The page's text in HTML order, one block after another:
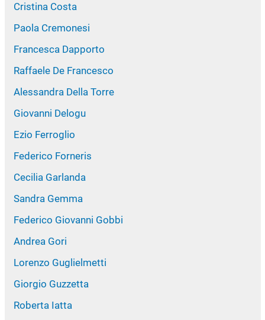
Cristina Costa
Paola Cremonesi
Francesca Dapporto
Raffaele De Francesco
Alessandra Della Torre
Giovanni Delogu
Ezio Ferroglio
Federico Forneris
Cecilia Garlanda
Sandra Gemma
Federico Giovanni Gobbi
Andrea Gori
Lorenzo Guglielmetti
Giorgio Guzzetta
Roberta Iatta